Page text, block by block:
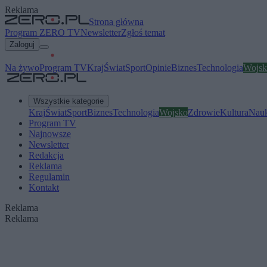
Reklama
Strona główna
Program ZERO TVNewsletterZgłoś temat
Zaloguj
Na żywoProgram TVKrajŚwiatSportOpinieBiznesTechnologia
Wszystkie kategorie
KrajŚwiatSportBiznesTechnologiaWojskoZdrowieKultura
Program TV
Najnowsze
Newsletter
Redakcja
Reklama
Regulamin
Kontakt
Reklama
Reklama